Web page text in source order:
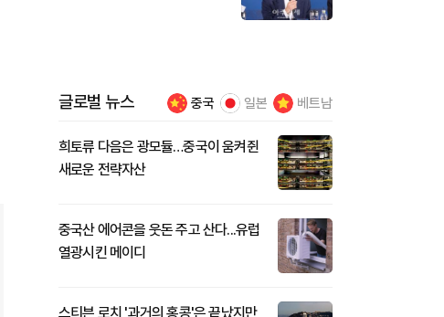
글로벌 뉴스 중국 일본 베트남
희토류 다음은 광모듈…중국이 움켜쥔
새로운 전략자산
중국산 에어콘을 웃돈 주고 산다...유럽
열광시킨 메이디
스티븐 로치 '과거의 홍콩'은 끝났지만